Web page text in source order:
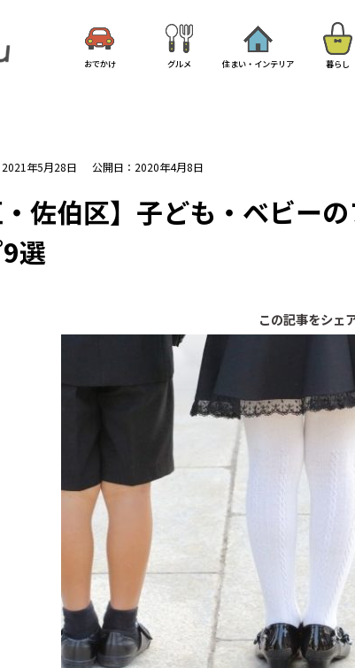
おでかけ グルメ 住まい・インテリア 暮らし
年5月28日 公開日：2020年4月8日
・佐伯区】子ども・ベビー
選
この記事をシェ